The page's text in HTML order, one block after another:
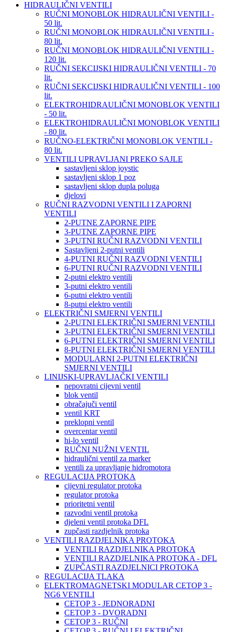
HIDRAULIČNI VENTILI
RUČNI MONOBLOK HIDRAULIČNI VENTILI -
50 lit.
RUČNI MONOBLOK HIDRAULIČNI VENTILI -
80 lit.
RUČNI MONOBLOK HIDRAULIČNI VENTILI -
120 lit.
RUČNI SEKCIJSKI HIDRAULIČNI VENTILI - 70
lit.
RUČNI SEKCIJSKI HIDRAULIČNI VENTILI - 100
lit.
ELEKTROHIDRAULIČNI MONOBLOK VENTILI
- 50 lit.
ELEKTROHIDRAULIČNI MONOBLOK VENTILI
- 80 lit.
RUČNO-ELEKTRIČNI MONOBLOK VENTILI -
80 lit.
VENTILI UPRAVLJANI PREKO SAJLE
sastavljeni sklop joystic
sastavljeni sklop 1 poz
sastavljeni sklop dupla poluga
djelovi
RUČNI RAZVODNI VENTILI I ZAPORNI
VENTILI
2-PUTNE ZAPORNE PIPE
3-PUTNE ZAPORNE PIPE
3-PUTNI RUČNI RAZVODNI VENTILI
Sastavljeni 2-putni ventili
4-PUTNI RUČNI RAZVODNI VENTILI
6-PUTNI RUČNI RAZVODNI VENTILI
2-putni elektro ventili
3-putni elektro ventili
6-putni elektro ventili
8-putni elektro ventili
ELEKTRIČNI SMJERNI VENTILI
2-PUTNI ELEKTRIČNI SMJERNI VENTILI
3-PUTNI ELEKTRIČNI SMJERNI VENTILI
6-PUTNI ELEKTRIČNI SMJERNI VENTILI
8-PUTNI ELEKTRIČNI SMJERNI VENTILI
MODULARNI 2-PUTNI ELEKTRIČNI
SMJERNI VENTILI
LINIJSKI-UPRAVLJAČKI VENTILI
nepovratni cijevni ventil
blok ventil
obračajuči ventil
ventil KRT
preklopni ventil
overcentar ventil
hi-lo ventil
RUČNI NUŽNI VENTIL
hidraulični ventil za marker
ventili za upravljanje hidromotora
REGULACIJA PROTOKA
cijevni regulator protoka
regulator protoka
prioritetni ventil
razvodni ventil protoka
djeleni ventil protoka DFL
zupčasti razdjelnik protoka
VENTILI RAZDJELNIKA PROTOKA
VENTILI RAZDJELNIKA PROTOKA
VENTILI RAZDJELNIKA PROTOKA - DFL
ZUPČASTI RAZDJELNICI PROTOKA
REGULACIJA TLAKA
ELEKTROMAGNETSKI MODULAR CETOP 3 -
NG6 VENTILI
CETOP 3 - JEDNORADNI
CETOP 3 - DVORADNI
CETOP 3 - RUČNI